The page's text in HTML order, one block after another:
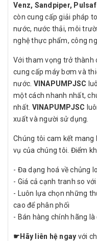
Venz, Sandpiper,
còn cung cấp giải pháp
nước, nước thải, môi
nghệ thực phẩm, công
Với tham vọng trở thành
cung cấp máy bơm và
nước. VINAPUMPJSC
một cách nhanh nhất,
nhất. VINAPUMPJSC
xuất và người sử dụng.
Chúng tôi cam kết mang
vụ của chúng tôi. Điểm
- Đa dạng hoá về chủng
- Giá cả cạnh tranh so
- Luôn lựa chọn những
cao để phân phối
- Bán hàng chính hãng
☛Hãy liên hệ ngay với